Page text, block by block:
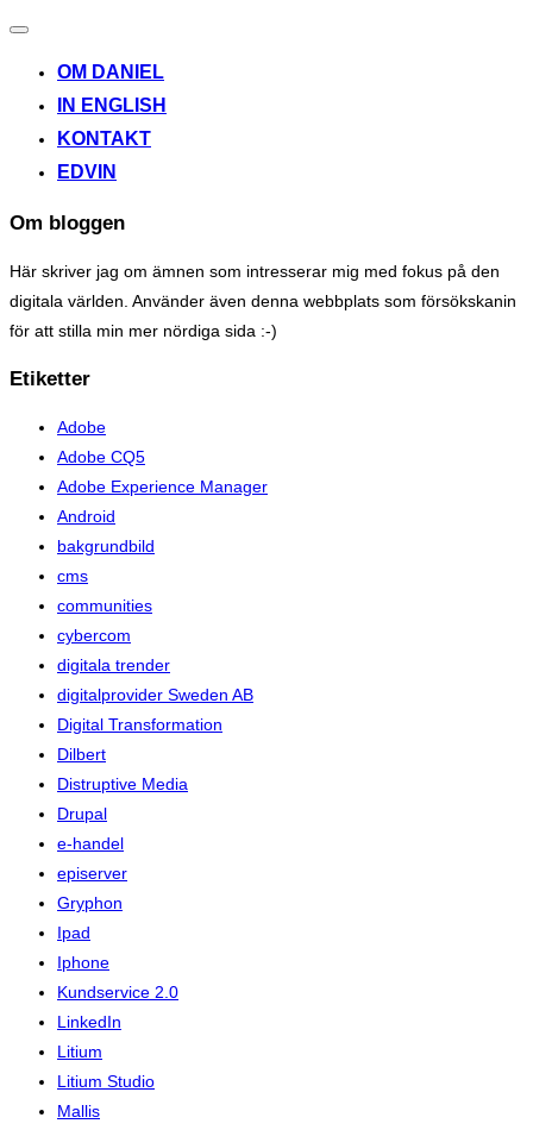
Toggle
OM DANIEL
IN ENGLISH
KONTAKT
EDVIN
Om bloggen
Här skriver jag om ämnen som intresserar mig med fokus på den
digitala världen. Använder även denna webbplats som försökskanin
för att stilla min mer nördiga sida :-)
Etiketter
Adobe
Adobe CQ5
Adobe Experience Manager
Android
bakgrundbild
cms
communities
cybercom
digitala trender
digitalprovider Sweden AB
Digital Transformation
Dilbert
Distruptive Media
Drupal
e-handel
episerver
Gryphon
Ipad
Iphone
Kundservice 2.0
LinkedIn
Litium
Litium Studio
Mallis